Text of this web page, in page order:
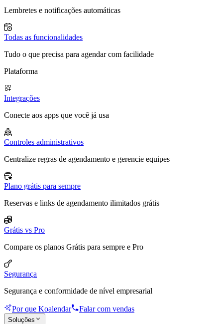
Lembretes e notificações automáticas
Todas as funcionalidades
Tudo o que precisa para agendar com facilidade
Plataforma
Integrações
Conecte aos apps que você já usa
Controles administrativos
Centralize regras de agendamento e gerencie equipes
Plano grátis para sempre
Reservas e links de agendamento ilimitados grátis
Grátis vs Pro
Compare os planos Grátis para sempre e Pro
Segurança
Segurança e conformidade de nível empresarial
Por que Koalendar Falar com vendas
Soluções